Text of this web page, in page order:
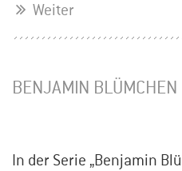
Weiter
BENJAMIN BLÜMCHEN
In der Serie „Benjamin